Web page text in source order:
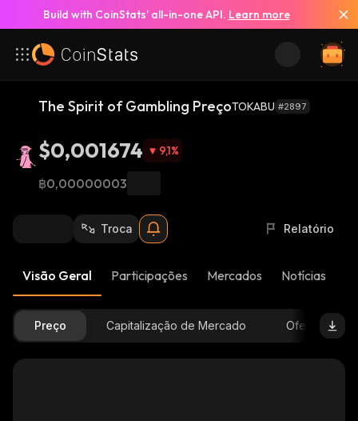
Build with CoinStats’ all-in-one API. Learn more
The Spirit of Gambling PreçoTOKABU #2897
$0,001674 9,1%
฿0,00000003
Troca Relatório
Visão Geral Participações Mercados Notícias
Preço Capitalização de Mercado Oferta